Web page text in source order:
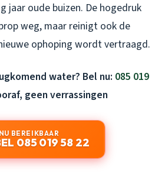
jaar oude buizen. De hogedruk
weg, maar reinigt ook de
ophoping wordt vertraagd.
water? Bel nu: 085 019
geen verrassingen
BEREIKBAAR
085 019 58 22